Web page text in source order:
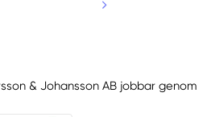
& Johansson AB jobbar genom